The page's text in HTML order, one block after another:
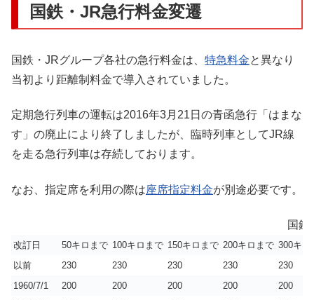
国鉄・JR急行料金変遷
国鉄・JRグループ各社の急行料金は、 特急料金と異なり
当初より距離制料金で導入されていました。
定期急行列車の運転は2016年3月21日の青函急行「はまな
す」の廃止により終了しましたが、臨時列車としてJR線
を走る急行列車は存続しております。
なお、指定席を利用の際は座席指定料金が別途必要です。
国鉄
改訂日 50キロまで 100キロまで 150キロまで 200キロまで 300キロ
以前
230 230 230 230
230
1960/7/1
200 200 200 200
200